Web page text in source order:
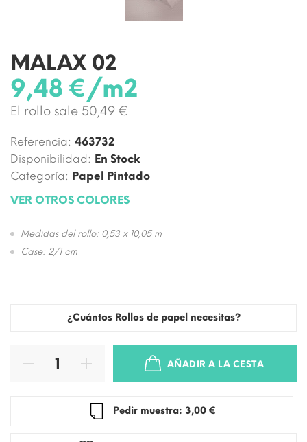
MALAX 02
9,48 €/m2
El rollo sale 50,49 €
Referencia: 463732
Disponibilidad: En Stock
Categoría: Papel Pintado
VER OTROS COLORES
Medidas del rollo: 0,53 x 10,05 m
Case: 2/1 cm
¿Cuántos Rollos de papel necesitas?
AÑADIR A LA CESTA
Pedir muestra: 3,00 €